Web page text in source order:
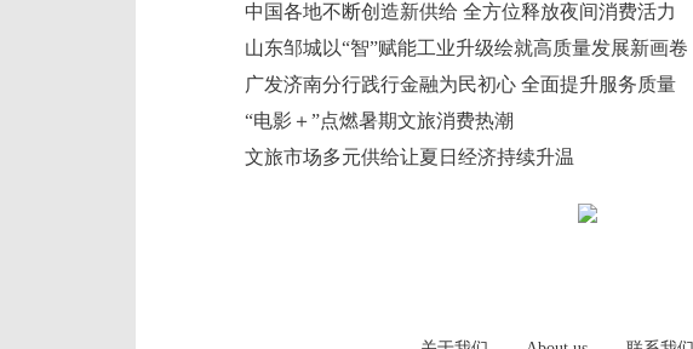
中国各地不断创造新供给 全方位释放夜间消费活力
山东邹城以“智”赋能工业升级绘就高质量发展新画卷
广发济南分行践行金融为民初心 全面提升服务质量
“电影＋”点燃暑期文旅消费热潮
文旅市场多元供给让夏日经济持续升温